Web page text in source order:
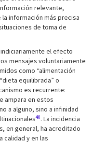
relevante,
información más precisa
de toma de
el efecto
mensajes voluntariamente
como “alimentación
equilibrada” o
es recurrente:
ampara en estos
a alguno, sino a infinidad
40. La incidencia
en general, ha acreditado
calidad y en las